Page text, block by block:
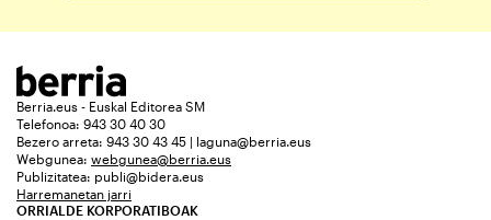
Berria.eus - Euskal Editorea SM
Telefonoa: 943 30 40 30
Bezero arreta: 943 30 43 45 | laguna@berria.eus
Webgunea: webgunea@berria.eus
Publizitatea: publi@bidera.eus
Harremanetan jarri
ORRIALDE KORPORATIBOAK